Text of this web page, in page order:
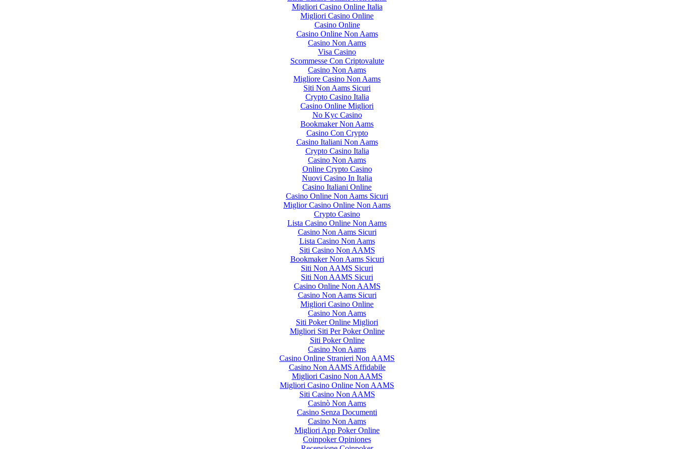
Migliori Casino Online Italia
Migliori Casino Online
Casino Online
Casino Online Non Aams
Casino Non Aams
Visa Casino
Scommesse Con Criptovalute
Casino Non Aams
Migliore Casino Non Aams
Siti Non Aams Sicuri
Crypto Casino Italia
Casino Online Migliori
No Kyc Casino
Bookmaker Non Aams
Casino Con Crypto
Casino Italiani Non Aams
Crypto Casino Italia
Casino Non Aams
Online Crypto Casino
Nuovi Casino In Italia
Casino Italiani Online
Casino Online Non Aams Sicuri
Miglior Casino Online Non Aams
Crypto Casino
Lista Casino Online Non Aams
Casino Non Aams Sicuri
Lista Casino Non Aams
Siti Casino Non AAMS
Bookmaker Non Aams Sicuri
Siti Non AAMS Sicuri
Siti Non AAMS Sicuri
Casino Online Non AAMS
Casino Non Aams Sicuri
Migliori Casino Online
Casino Non Aams
Siti Poker Online Migliori
Migliori Siti Per Poker Online
Siti Poker Online
Casino Non Aams
Casino Online Stranieri Non AAMS
Casino Non AAMS Affidabile
Migliori Casino Non AAMS
Migliori Casino Online Non AAMS
Siti Casino Non AAMS
Casinò Non Aams
Casino Senza Documenti
Casino Non Aams
Migliori App Poker Online
Coinpoker Opiniones